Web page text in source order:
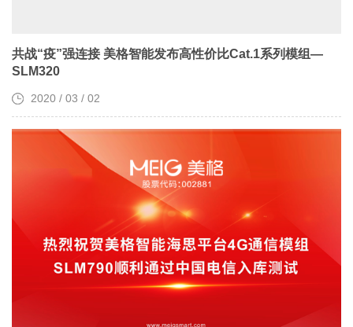
共战“疫”强连接 美格智能发布高性价比Cat.1系列模组—
SLM320
2020 / 03 / 02